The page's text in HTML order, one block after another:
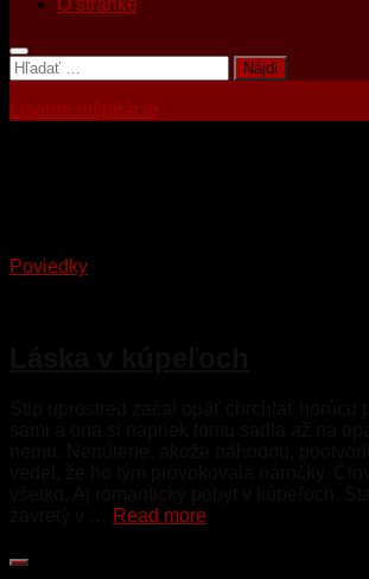
O stránke
Hľadať:
Loveee inšpirácie
Poviedky
Read more